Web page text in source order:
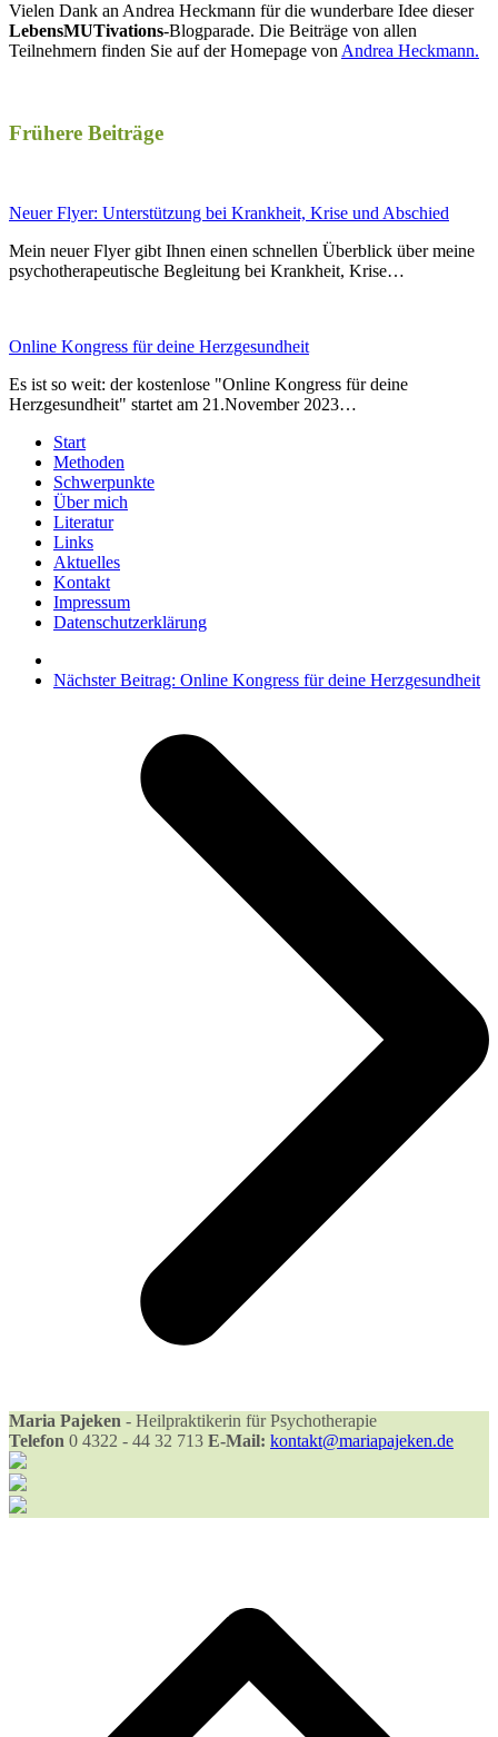
Vielen Dank an Andrea Heckmann für die wunderbare Idee dieser
LebensMUTivations-Blogparade. Die Beiträge von allen
Teilnehmern finden Sie auf der Homepage von Andrea Heckmann.
Frühere Beiträge
Neuer Flyer: Unterstützung bei Krankheit, Krise und Abschied
Mein neuer Flyer gibt Ihnen einen schnellen Überblick über meine
psychotherapeutische Begleitung bei Krankheit, Krise…
Online Kongress für deine Herzgesundheit
Es ist so weit: der kostenlose "Online Kongress für deine
Herzgesundheit" startet am 21.November 2023…
Start
Methoden
Schwerpunkte
Über mich
Literatur
Links
Aktuelles
Kontakt
Impressum
Datenschutzerklärung
Nächster Beitrag: Online Kongress für deine Herzgesundheit
Maria Pajeken - Heilpraktikerin für Psychotherapie
Telefon 0 4322 - 44 32 713 E-Mail: kontakt@mariapajeken.de